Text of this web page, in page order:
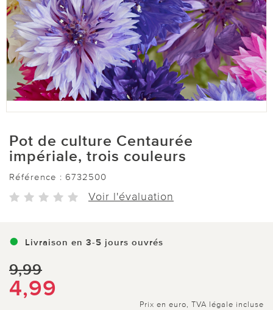
Pot de culture Centaurée
impériale, trois couleurs
Référence : 6732500
Voir l'évaluation
Livraison en 3-5 jours ouvrés
9,99
4,99
Prix en euro, TVA légale incluse